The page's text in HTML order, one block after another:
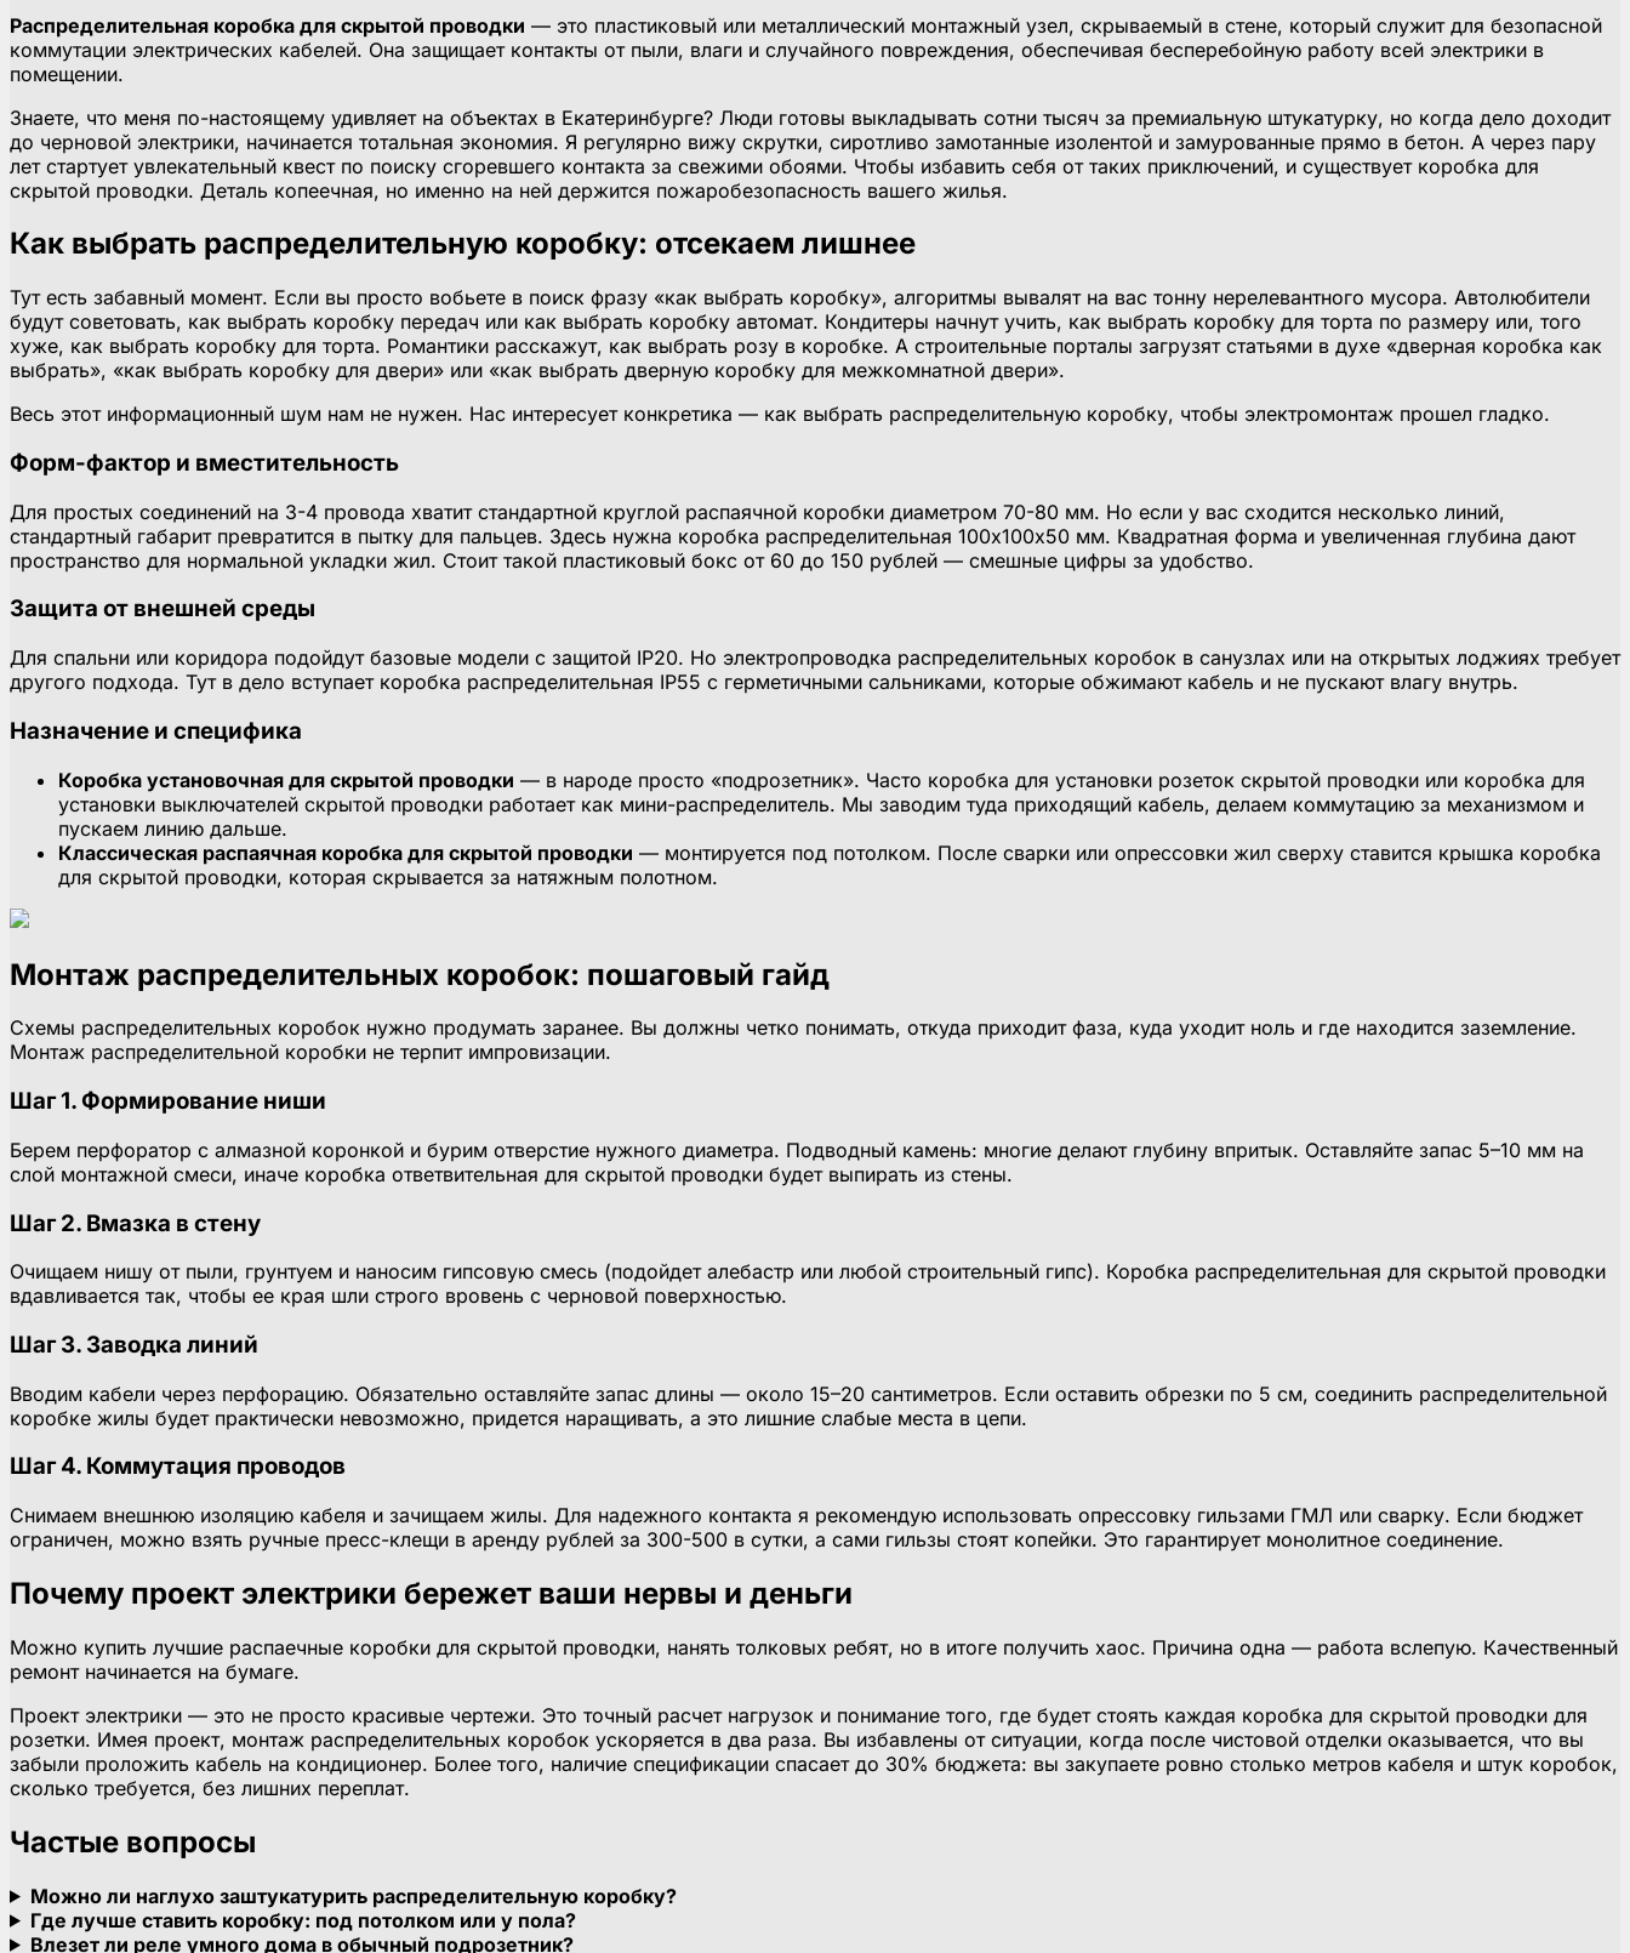
Распределительная коробка для скрытой проводки — это пластиковый или металлический монтажный узел, скрываемый в стене, который служит для безопасной
коммутации электрических кабелей. Она защищает контакты от пыли, влаги и случайного повреждения, обеспечивая бесперебойную работу всей электрики в
помещении.
Знаете, что меня по-настоящему удивляет на объектах в Екатеринбурге? Люди готовы выкладывать сотни тысяч за премиальную штукатурку, но когда дело доходит
до черновой электрики, начинается тотальная экономия. Я регулярно вижу скрутки, сиротливо замотанные изолентой и замурованные прямо в бетон. А через пару
лет стартует увлекательный квест по поиску сгоревшего контакта за свежими обоями. Чтобы избавить себя от таких приключений, и существует коробка для
скрытой проводки. Деталь копеечная, но именно на ней держится пожаробезопасность вашего жилья.
Как выбрать распределительную коробку: отсекаем лишнее
Тут есть забавный момент. Если вы просто вобьете в поиск фразу «как выбрать коробку», алгоритмы вывалят на вас тонну нерелевантного мусора. Автолюбители
будут советовать, как выбрать коробку передач или как выбрать коробку автомат. Кондитеры начнут учить, как выбрать коробку для торта по размеру или, того
хуже, как выбрать коробку для торта. Романтики расскажут, как выбрать розу в коробке. А строительные порталы загрузят статьями в духе «дверная коробка как
выбрать», «как выбрать коробку для двери» или «как выбрать дверную коробку для межкомнатной двери».
Весь этот информационный шум нам не нужен. Нас интересует конкретика — как выбрать распределительную коробку, чтобы электромонтаж прошел гладко.
Форм-фактор и вместительность
Для простых соединений на 3-4 провода хватит стандартной круглой распаячной коробки диаметром 70-80 мм. Но если у вас сходится несколько линий,
стандартный габарит превратится в пытку для пальцев. Здесь нужна коробка распределительная 100х100х50 мм. Квадратная форма и увеличенная глубина дают
пространство для нормальной укладки жил. Стоит такой пластиковый бокс от 60 до 150 рублей — смешные цифры за удобство.
Защита от внешней среды
Для спальни или коридора подойдут базовые модели с защитой IP20. Но электропроводка распределительных коробок в санузлах или на открытых лоджиях требует
другого подхода. Тут в дело вступает коробка распределительная IP55 с герметичными сальниками, которые обжимают кабель и не пускают влагу внутрь.
Назначение и специфика
Коробка установочная для скрытой проводки — в народе просто «подрозетник». Часто коробка для установки розеток скрытой проводки или коробка для
установки выключателей скрытой проводки работает как мини-распределитель. Мы заводим туда приходящий кабель, делаем коммутацию за механизмом и
пускаем линию дальше.
Классическая распаячная коробка для скрытой проводки — монтируется под потолком. После сварки или опрессовки жил сверху ставится крышка коробка
для скрытой проводки, которая скрывается за натяжным полотном.
Монтаж распределительных коробок: пошаговый гайд
Схемы распределительных коробок нужно продумать заранее. Вы должны четко понимать, откуда приходит фаза, куда уходит ноль и где находится заземление.
Монтаж распределительной коробки не терпит импровизации.
Шаг 1. Формирование ниши
Берем перфоратор с алмазной коронкой и бурим отверстие нужного диаметра. Подводный камень: многие делают глубину впритык. Оставляйте запас 5–10 мм на
слой монтажной смеси, иначе коробка ответвительная для скрытой проводки будет выпирать из стены.
Шаг 2. Вмазка в стену
Очищаем нишу от пыли, грунтуем и наносим гипсовую смесь (подойдет алебастр или любой строительный гипс). Коробка распределительная для скрытой проводки
вдавливается так, чтобы ее края шли строго вровень с черновой поверхностью.
Шаг 3. Заводка линий
Вводим кабели через перфорацию. Обязательно оставляйте запас длины — около 15–20 сантиметров. Если оставить обрезки по 5 см, соединить распределительной
коробке жилы будет практически невозможно, придется наращивать, а это лишние слабые места в цепи.
Шаг 4. Коммутация проводов
Снимаем внешнюю изоляцию кабеля и зачищаем жилы. Для надежного контакта я рекомендую использовать опрессовку гильзами ГМЛ или сварку. Если бюджет
ограничен, можно взять ручные пресс-клещи в аренду рублей за 300-500 в сутки, а сами гильзы стоят копейки. Это гарантирует монолитное соединение.
Почему проект электрики бережет ваши нервы и деньги
Можно купить лучшие распаечные коробки для скрытой проводки, нанять толковых ребят, но в итоге получить хаос. Причина одна — работа вслепую. Качественный
ремонт начинается на бумаге.
Проект электрики — это не просто красивые чертежи. Это точный расчет нагрузок и понимание того, где будет стоять каждая коробка для скрытой проводки для
розетки. Имея проект, монтаж распределительных коробок ускоряется в два раза. Вы избавлены от ситуации, когда после чистовой отделки оказывается, что вы
забыли проложить кабель на кондиционер. Более того, наличие спецификации спасает до 30% бюджета: вы закупаете ровно столько метров кабеля и штук коробок,
сколько требуется, без лишних переплат.
Частые вопросы
Можно ли наглухо заштукатурить распределительную коробку?
Где лучше ставить коробку: под потолком или у пола?
Влезет ли реле умного дома в обычный подрозетник?